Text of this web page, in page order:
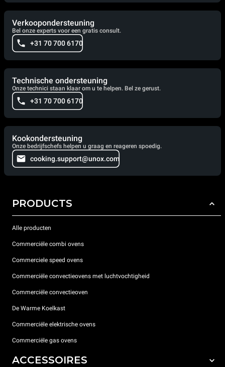
Verkoopondersteuning
Bel onze experts voor een gratis consult.
+31 70 700 6170
Technische ondersteuning
Onze technici staan klaar om u te helpen. Bel ze gerust.
+31 70 700 6170
Kookondersteuning
Onze bedrijfschefs helpen u graag en reageren spoedig.
cooking.support@unox.com
PRODUCTS
Alle producten
Commerciële combi ovens
Commerciele speed ovens
Commerciële convectieovens met luchtvochtigheid
Commerciële convectieoven
De Warme Koelkast
Commerciële elektrische ovens
Commerciële gas ovens
ACCESSOIRES